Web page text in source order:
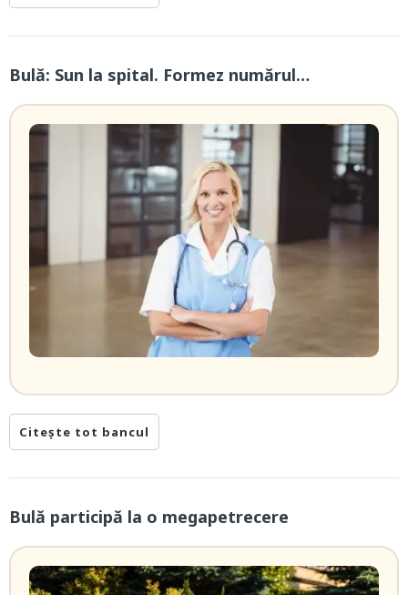
Bulă: Sun la spital. Formez numărul…
Citește tot bancul
Bulă participă la o megapetrecere